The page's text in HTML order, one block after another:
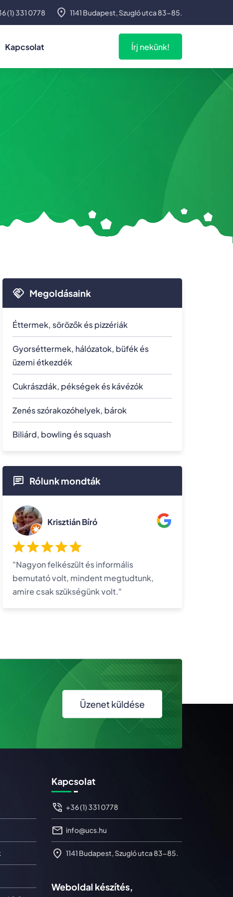
(1) 331 0778 1141 Budapest, Szugló utca 83-85.
Kapcsolat Írj nekünk!
Megoldásaink
Éttermek, sörözők és pizzériák
Gyorséttermek, hálózatok, büfék és
üzemi étkezdék
Cukrászdák, pékségek és kávézók
Zenés szórakozóhelyek, bárok
Biliárd, bowling és squash
Rólunk mondták
Krisztián Bíró
"Nagyon felkészült és informális
bemutató volt, mindent megtudtunk,
amire csak szükségünk volt."
Üzenet küldése
Kapcsolat
+36 (1) 331 0778
info@ucs.hu
1141 Budapest, Szugló utca 83-85.
Weboldal készítés,